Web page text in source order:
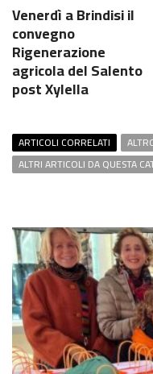
Venerdì a Brindisi il
convegno
Rigenerazione
agricola del Salento
post Xylella
ARTICOLI CORRELATI
ALTRI ARTICOLI DA QUESTA